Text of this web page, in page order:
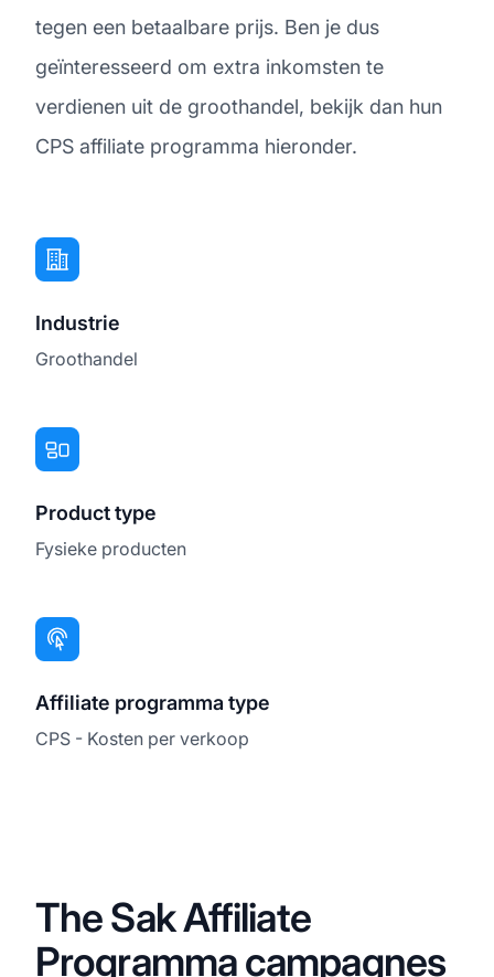
tegen een betaalbare prijs. Ben je dus
geïnteresseerd om extra inkomsten te
verdienen uit de groothandel, bekijk dan hun
CPS affiliate programma hieronder.
Industrie
Groothandel
Product type
Fysieke producten
Affiliate programma type
CPS - Kosten per verkoop
The Sak Affiliate
Programma campagnes